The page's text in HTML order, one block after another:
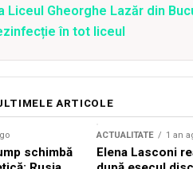
Liceul Gheorghe Lazăr din
în tot liceul
ARTICOLE
schimbă
ACTUALITATE 1 an
Elena Lasconi